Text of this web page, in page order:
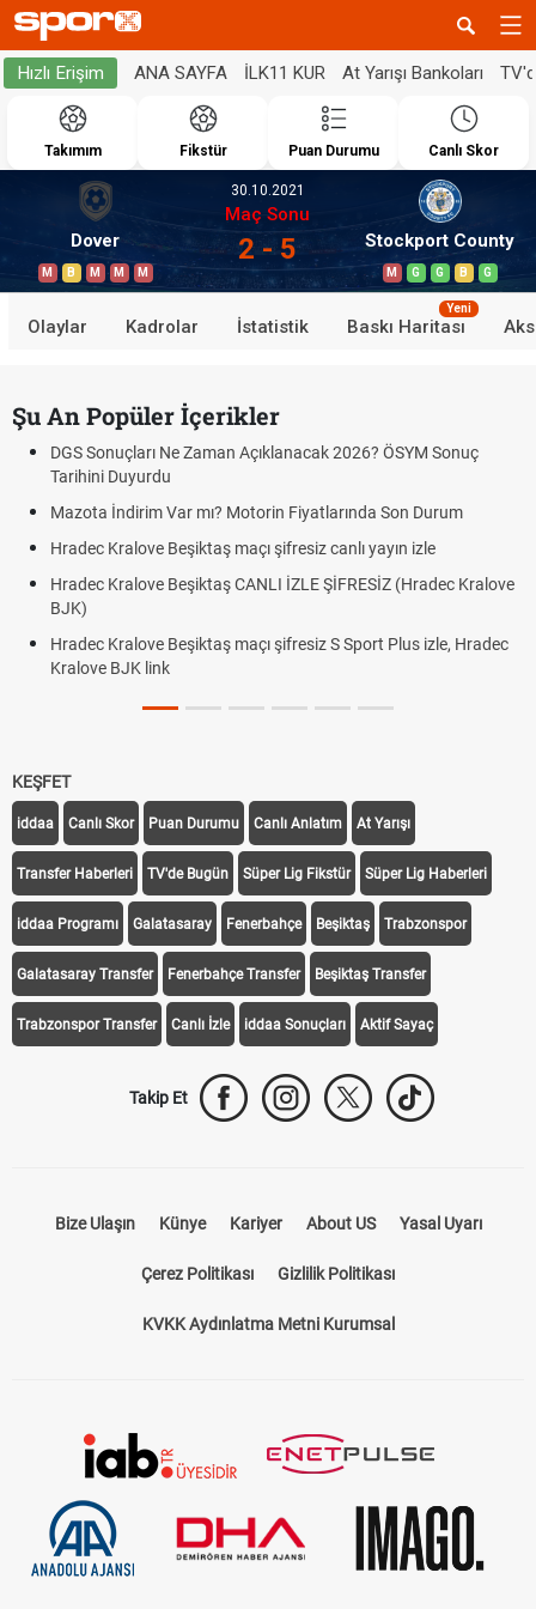
Hızlı Erişim ANA SAYFA İLK11 KUR At Yarışı Bankoları
Takımım Fikstür Puan Durumu Canlı Skor
Dover
M B M M M
30.10.2021
Maç Sonu
2 - 5 Stockport County
M G G B G
Olaylar Kadrolar İstatistik Baskı Haritası
Yeni
Şu An Popüler İçerikler
DGS Sonuçları Ne Zaman Açıklanacak 2026? ÖSYM Sonuç
Tarihini Duyurdu
Mazota İndirim Var mı? Motorin Fiyatlarında Son Durum
Hradec Kralove Beşiktaş maçı şifresiz canlı yayın izle
Hradec Kralove Beşiktaş CANLI İZLE ŞİFRESİZ (Hradec Kralove
BJK)
Hradec Kralove Beşiktaş maçı şifresiz S Sport Plus izle, Hradec
Kralove BJK link
KEŞFET
iddaa Canlı Skor Puan Durumu Canlı Anlatım At Yarışı
Transfer Haberleri TV'de Bugün Süper Lig Fikstür Süper Lig Haberleri
iddaa Programı Galatasaray Fenerbahçe Beşiktaş Trabzonspor
Galatasaray Transfer Fenerbahçe Transfer Beşiktaş Transfer
Trabzonspor Transfer Canlı İzle iddaa Sonuçları Aktif Sayaç
Takip Et
Bize Ulaşın Künye Kariyer About US Yasal Uyarı
Çerez Politikası Gizlilik Politikası
KVKK Aydınlatma Metni Kurumsal